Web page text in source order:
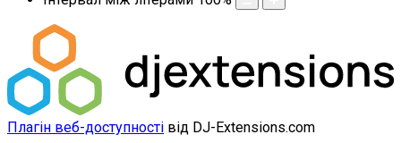
Плагін веб-доступності від DJ-Extensions.com